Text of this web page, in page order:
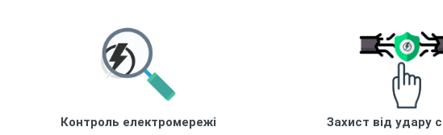
Контроль електромережі Захист від удару